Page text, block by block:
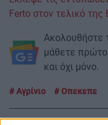
Ferto στον τελικό της
Ακολουθήστε
μάθετε
και όχι μόνο.
Αγρίνιο Οπεκεπε